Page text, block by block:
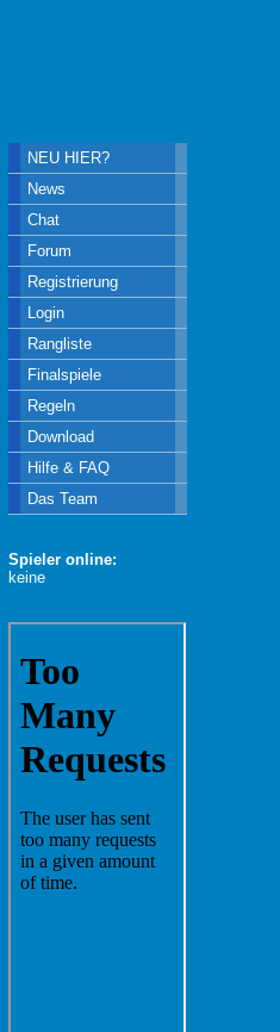
NEU HIER?
News
Chat
Forum
Registrierung
Login
Rangliste
Finalspiele
Regeln
Download
Hilfe & FAQ
Das Team
Spieler online:
keine